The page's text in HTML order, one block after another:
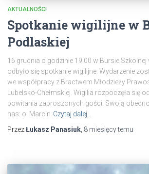
AKTUALNOŚCI
Spotkanie wigilijne w
Podlaskiej
16 grudnia o godzinie 19:00 w Bursie Szkolnej
odbyło się spotkanie wigilijne. Wydarzenie
we współpracy z Bractwem Młodzieży
Lubelsko-Chełmskiej. Wigilia rozpoczęła się
powitania zaproszonych gości. Swoją
nas: o. Marcin Czytaj dalej…
PrzezŁukasz Panasiuk 8 miesięcytemu